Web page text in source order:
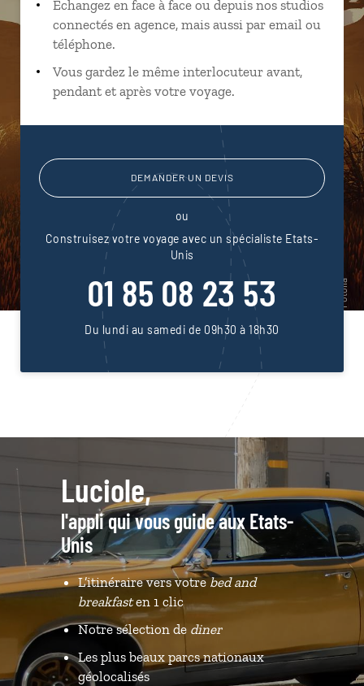
Échangez en face à face ou depuis nos studios
connectés en agence, mais aussi par email ou
téléphone.
Vous gardez le même interlocuteur avant,
pendant et après votre voyage.
DEMANDER UN DEVIS
ou
Construisez votre voyage avec un spécialiste Etats-
Unis
01 85 08 23 53
Du lundi au samedi de 09h30 à 18h30
Luciole,
l'appli qui vous guide aux Etats-
Unis
L’itinéraire vers votrebed and
breakfasten 1 clic
Notre sélection de diner
Les plus beaux parcs nationaux
géolocalisés